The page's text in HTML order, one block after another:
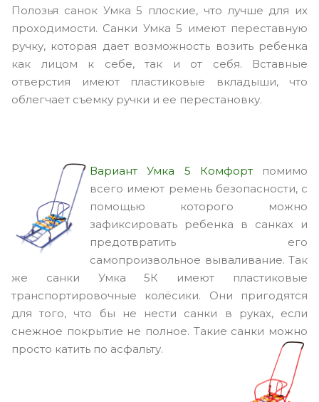
Полозья санок Умка 5 плоские, что лучше для их
проходимости. Санки Умка 5 имеют переставную
ручку, которая дает возможность возить ребенка
как лицом к себе, так и от себя. Вставные
отверстия имеют пластиковые вкладыши, что
облегчает съемку ручки и ее перестановку.
Вариант Умка 5 Комфортпомимо
всего имеют ремень безопасности, с
помощью которого можно
зафиксировать ребенка в санках и
предотвратить его
самопроизвольное вываливание. Так
же санки Умка 5К имеют пластиковые
транспортировочные колёсики. Они пригодятся
для того, что бы не нести санки в руках, если
снежное покрытие не полное. Такие санки можно
просто катить по асфальту.